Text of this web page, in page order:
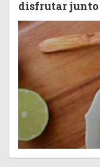
disfrutar junto